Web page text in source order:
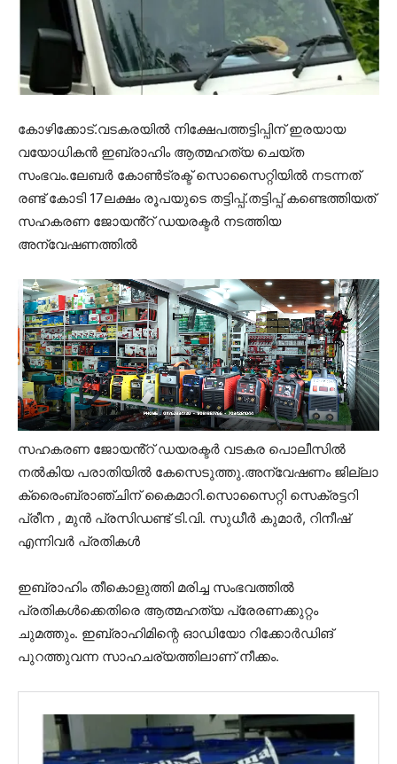
കോഴിക്കോട്.വടകരയിൽ നിക്ഷേപത്തട്ടിപ്പിന് ഇരയായ
വയോധികൻ ഇബ്രാഹിം ആത്മഹത്യ ചെയ്ത
സംഭവം.ലേബർ കോൺട്രക്ട് സൊസൈറ്റിയിൽ നടന്നത്
രണ്ട് കോടി 17ലക്ഷം രൂപയുടെ തട്ടിപ്പ്.തട്ടിപ്പ് കണ്ടെത്തിയത്
സഹകരണ ജോയൻ്റ് ഡയരക്ടർ നടത്തിയ
അന്വേഷണത്തിൽ
സഹകരണ ജോയൻ്റ് ഡയരക്ടർ വടകര പൊലീസിൽ
നൽകിയ പരാതിയിൽ കേസെടുത്തു.അന്വേഷണം ജില്ലാ
ക്രൈംബ്രാഞ്ചിന് കൈമാറി.സൊസൈറ്റി സെക്രട്ടറി
പ്രീന , മുൻ പ്രസിഡണ്ട് ടി.വി. സുധീർ കുമാർ, റിനീഷ്
എന്നിവർ പ്രതികൾ
ഇബ്രാഹിം തീകൊളുത്തി മരിച്ച സംഭവത്തിൽ
പ്രതികൾക്കെതിരെ ആത്മഹത്യ പ്രേരണക്കുറ്റം
ചുമത്തും. ഇബ്രാഹിമിന്റെ ഓഡിയോ റിക്കോർഡിങ്
പുറത്തുവന്ന സാഹചര്യത്തിലാണ് നീക്കം.